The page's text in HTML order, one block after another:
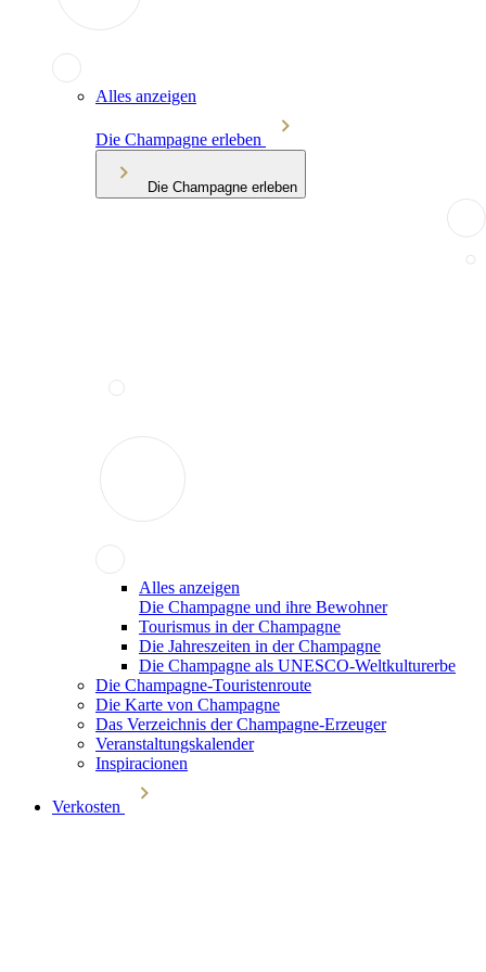
Alles anzeigen
Die Champagne erleben
Die Champagne erleben
Alles anzeigen
Die Champagne und ihre Bewohner
Tourismus in der Champagne
Die Jahreszeiten in der Champagne
Die Champagne als UNESCO-Weltkulturerbe
Die Champagne-Touristenroute
Die Karte von Champagne
Das Verzeichnis der Champagne-Erzeuger
Veranstaltungskalender
Inspiracionen
Verkosten